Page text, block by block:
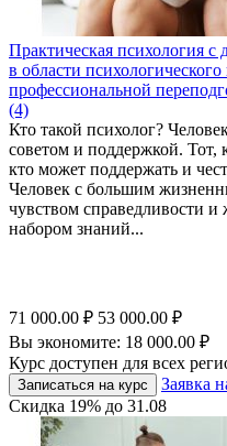
Практическая психология с
в области
профессиональной
(4)
Кто такой психолог?
советом и поддержкой. Тот,
кто может поддержать и
Человек с большим
чувством справедливости
набором знаний...
71 000.00 ₽ 53 000.00 ₽
Вы экономите: 18 000.00 ₽
Курс доступен для всех
Записаться на курс
Заявка
Скидка 19% до 31.08